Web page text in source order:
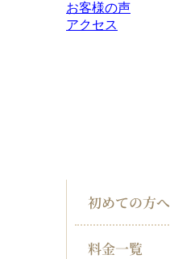
お客様の声
アクセス
初めての方へ
料金一覧